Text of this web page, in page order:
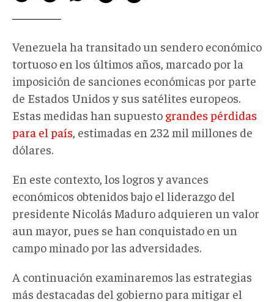
Venezuela ha transitado un sendero económico
tortuoso en los últimos años, marcado por la
imposición de sanciones económicas por parte
de Estados Unidos y sus satélites europeos.
Estas medidas han supuesto grandes pérdidas
para el país , estimadas en 232 mil millones de
dólares.
En este contexto, los logros y avances
económicos obtenidos bajo el liderazgo del
presidente Nicolás Maduro adquieren un valor
aun mayor, pues se han conquistado en un
campo minado por las adversidades.
A continuación examinaremos las estrategias
más destacadas del gobierno para mitigar el